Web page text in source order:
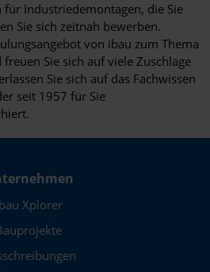
Industriedemontagen, die Sie
Sie sich zeitnah bewerben.
von ibau zum Thema
Sie sich auf viele Zuschläge
Sie sich auf das Fachwissen
seit 1957 für Sie
Xplorer